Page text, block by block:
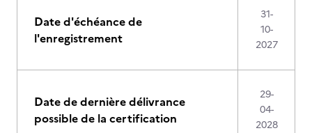
Date d'échéance de
l'enregistrement
31-
10-
2027
Date de dernière délivrance
possible de la certification
29-
04-
2028